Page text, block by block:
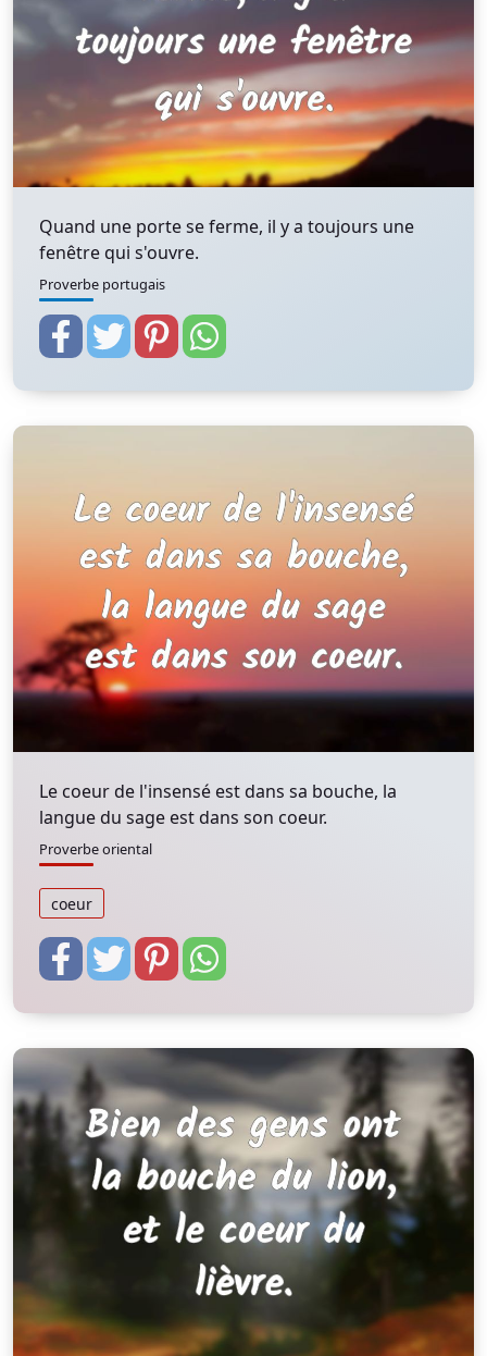
Quand une porte se ferme, il y a toujours une
fenêtre qui s'ouvre.
Proverbe portugais
Le coeur de l'insensé est dans sa bouche, la
langue du sage est dans son coeur.
Proverbe oriental
coeur